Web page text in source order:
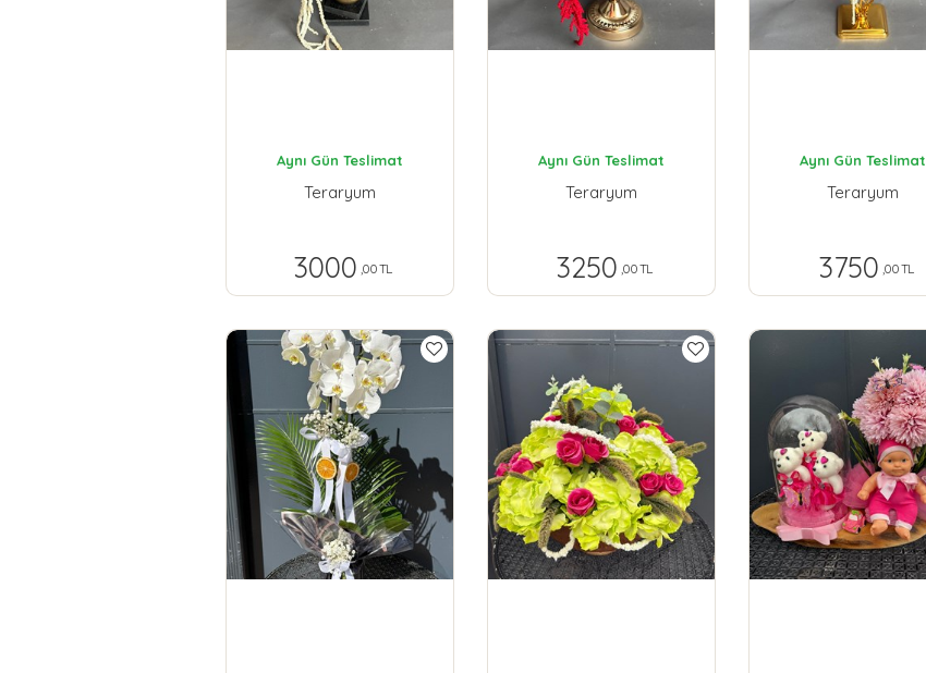
Aynı Gün Teslimat
Teraryum
3000 ,00 TL
Aynı Gün Teslimat
Teraryum
3250 ,00 TL
Aynı Gün Teslimat
Teraryum
3750 ,00 TL